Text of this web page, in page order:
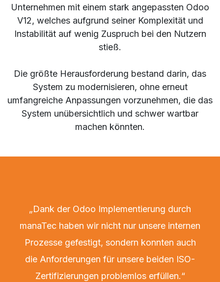
Unternehmen mit einem stark angepassten Odoo
V12, welches aufgrund seiner Komplexität und
Instabilität auf wenig Zuspruch bei den Nutzern
stieß.
Die größte Herausforderung bestand darin, das
System zu modernisieren, ohne erneut
umfangreiche Anpassungen vorzunehmen, die das
System unübersichtlich und schwer wartbar
machen könnten.
„Dank der Odoo Implementierung durch
manaTec haben wir nicht nur unsere internen
Prozesse gefestigt, sondern konnten auch
die Anforderungen für unsere beiden ISO-
Zertifizierungen problemlos erfüllen.“